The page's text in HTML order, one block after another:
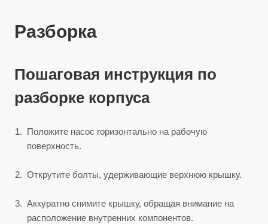
Разборка
Пошаговая инструкция по
разборке корпуса
Положите насос горизонтально на рабочую
поверхность.
Открутите болты, удерживающие верхнюю крышку.
Аккуратно снимите крышку, обращая внимание на
расположение внутренних компонентов.